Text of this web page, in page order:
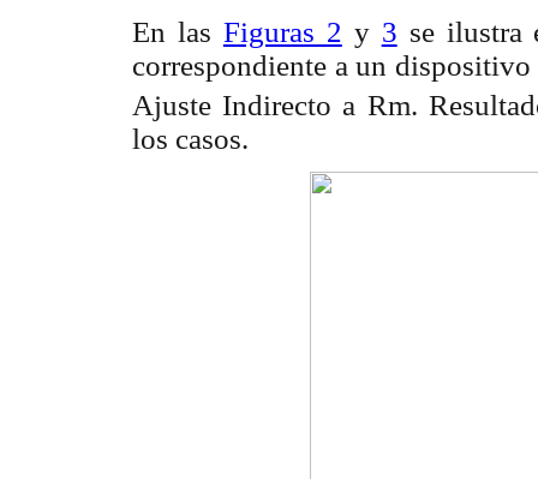
En las Figuras 2 y 3 se ilustra
correspondiente a un
Ajuste Indirecto a Rm.
los casos.